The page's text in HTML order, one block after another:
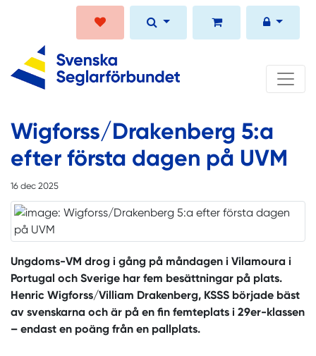
Wigforss/Drakenberg 5:a
efter första dagen på UVM
16 dec 2025
Ungdoms-VM drog i gång på måndagen i Vilamoura i
Portugal och Sverige har fem besättningar på plats.
Henric Wigforss/Villiam Drakenberg, KSSS började bäst
av svenskarna och är på en fin femteplats i 29er-klassen
– endast en poäng från en pallplats.